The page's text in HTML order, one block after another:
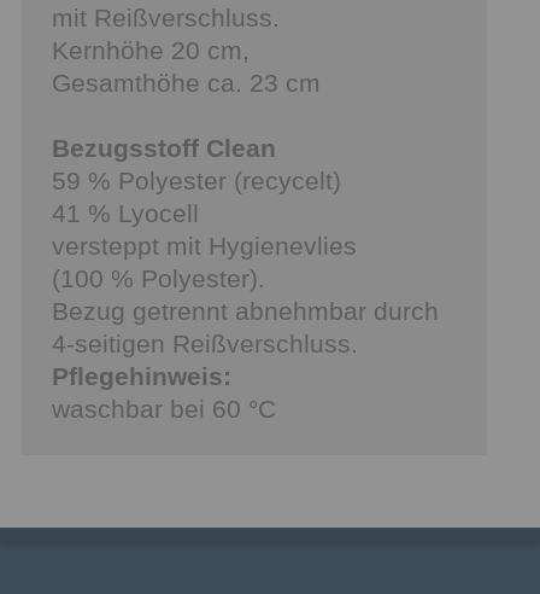
mit Reißverschluss.
Kernhöhe 20 cm,
Gesamthöhe ca. 23 cm
Bezugsstoff Clean
59 % Polyester (recycelt)
41 % Lyocell
versteppt mit Hygienevlies
(100 % Polyester).
Bezug getrennt abnehmbar durch
4-seitigen Reißverschluss.
Pflegehinweis:
waschbar bei 60 °C